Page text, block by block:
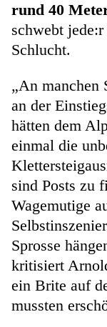
rund 40
schwebt
Schlucht.
„An manchen
an der
hätten dem
einmal die
sind Posts zu
Wagemutige
Sprosse
kritisiert
ein Brite auf
mussten